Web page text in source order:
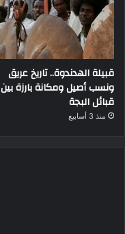
قبيلة الهدندوة.. تاريخ عريق
ونسب أصيل ومكانة بارزة بين
قبائل البجة
منذ 3 أسابيع